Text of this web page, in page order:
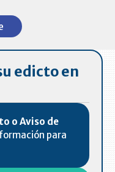
edicto en
o Aviso de
para